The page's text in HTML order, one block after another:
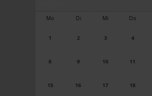
Mo Di Mi Do
1 2 3 4
8 9 10 11
15 16 17 18